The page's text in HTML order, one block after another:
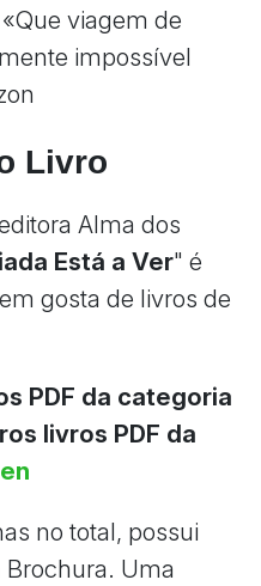
viagem de
impossível
Livro
Alma dos
Está a Ver" é
gosta de livros de
PDF da categoria
livros PDF da
no total, possui
Uma